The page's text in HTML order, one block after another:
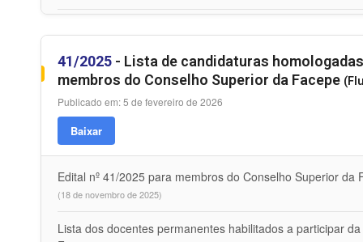
41/2025 - Lista de candidaturas
membros do Conselho Superior da Facepe
Publicado em: 5 de fevereiro de 2026
Baixar
Edital nº 41/2025 para membros do Conselho Superior da
(18 de novembro de 2025)
Lista dos docentes permanentes habilitados a participar